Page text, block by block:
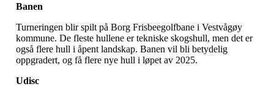
Banen
Turneringen blir spilt på Borg Frisbeegolfbane i Vestvågøy
kommune. De fleste hullene er tekniske skogshull, men det er
også flere hull i åpent landskap. Banen vil bli betydelig
oppgradert, og få flere nye hull i løpet av 2025.
Udisc